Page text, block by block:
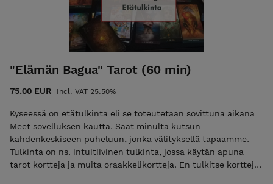
"Elämän Bagua" Tarot (60 min)
75.00 EUR Incl. VAT 25.50%
Kyseessä on etätulkinta eli se toteutetaan sovittuna aikana
Meet sovelluksen kautta. Saat minulta kutsun
kahdenkeskiseen puheluun, jonka välityksellä tapaamme.
Tulkinta on ns. intuitiivinen tulkinta, jossa käytän apuna
tarot kortteja ja muita oraakkelikortteja. En tulkitse kortteja